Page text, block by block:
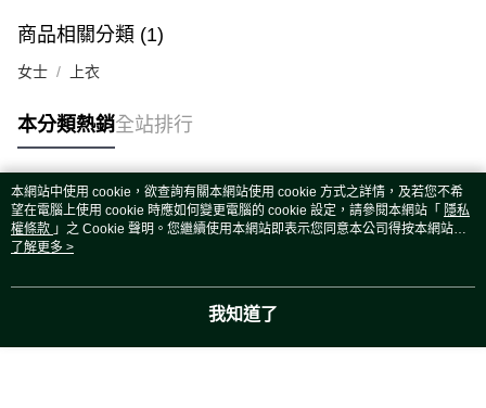
宅配(外島)
每筆NT$120，滿NT$5,000(含以上)免運費
商品相關分類 (1)
女士 上衣
本分類熱銷全站排行
熱門標籤
本網站中使用 cookie，欲查詢有關本網站使用 cookie 方式之詳情，及若您不希
望在電腦上使用 cookie 時應如何變更電腦的 cookie 設定，請參閱本網站「 隱私
權條款 」之 Cookie 聲明。您繼續使用本網站即表示您同意本公司得按本網站使
用條款之 Cookie 聲明使用 cookie。
了解更多 >
我知道了